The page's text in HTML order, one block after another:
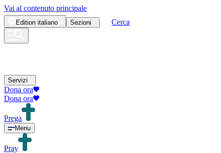
Vai al contenuto principale
Edition italiano Sezioni Cerca
Servizi
Dona ora
Dona ora
Prega
Menu
Pray